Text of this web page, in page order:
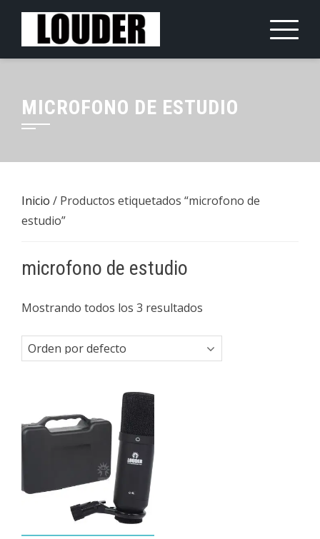
Saltar
contenido
MICROFONO DE ESTUDIO
Inicio / Productos etiquetados “microfono de
estudio”
microfono de estudio
Mostrando todos los 3 resultados